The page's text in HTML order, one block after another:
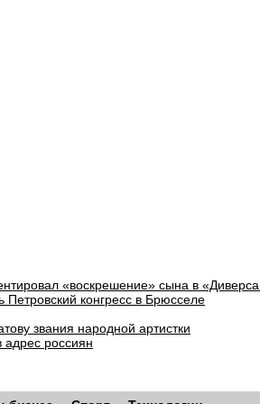
«воскрешение» сына в
конгресс в Брюсселе
звания народной артистки
адрес россиян